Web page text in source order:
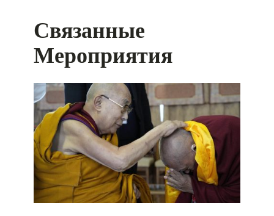
Связанные
Мероприятия